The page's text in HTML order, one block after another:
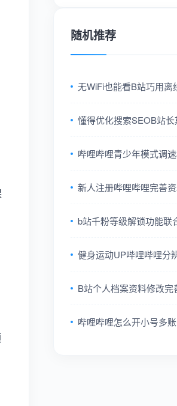
随机推荐
无WiFi也能看B站巧用离
懂得优化搜索SEOB站
哔哩哔哩青少年模式调
新人注册哔哩哔哩完善
b站千粉等级解锁功能联
健身运动UP哔哩哔哩分
B站个人档案资料修改完
哔哩哔哩怎么开小号多